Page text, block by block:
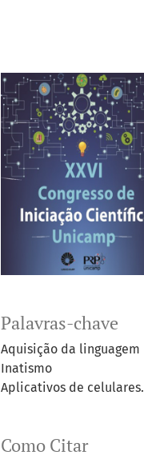
Palavras-chave
Aquisição da linguagem
Inatismo
Aplicativos de celulares.
Como Citar